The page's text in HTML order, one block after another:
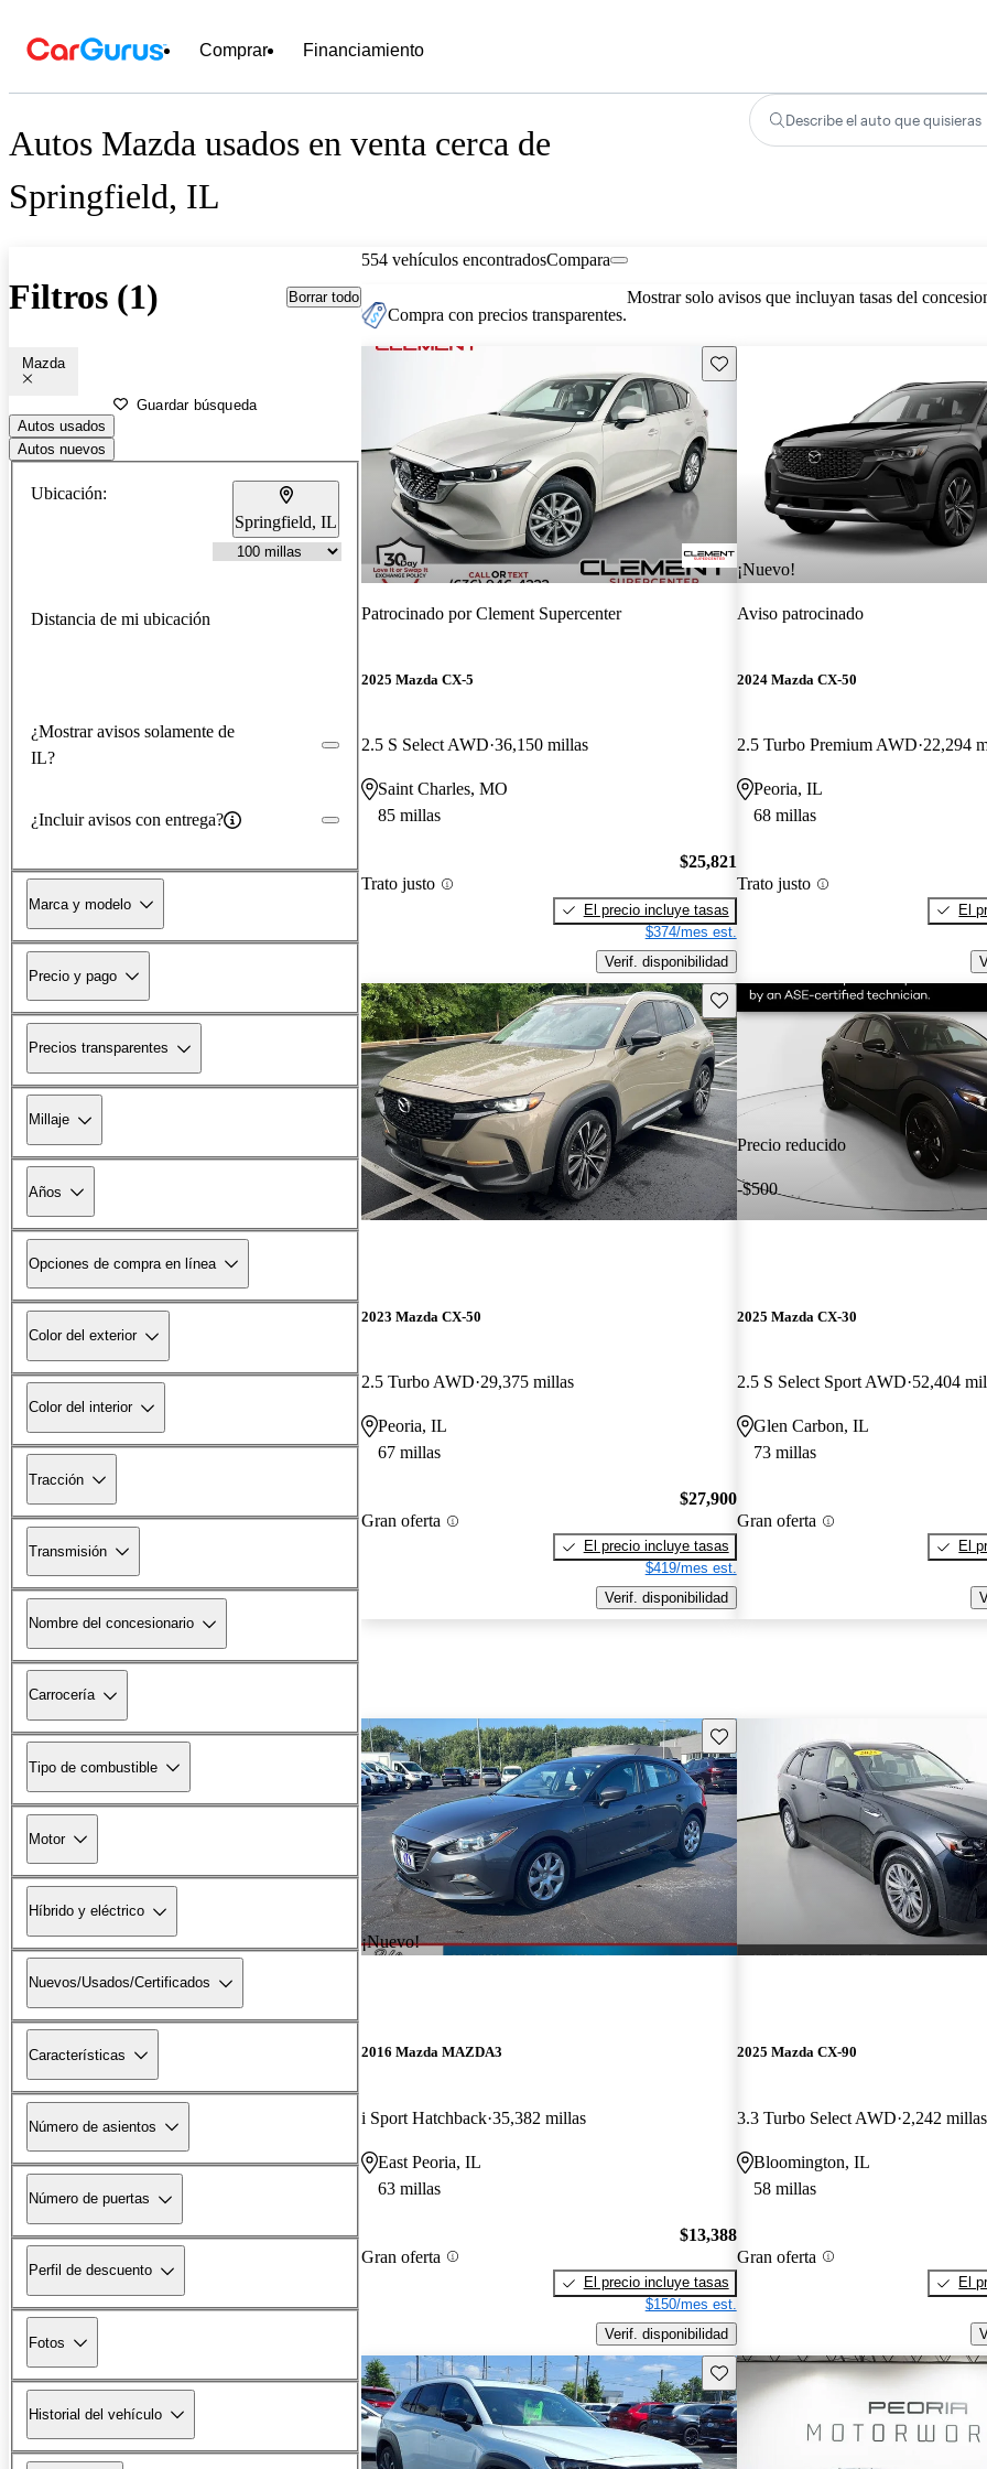
Comprar Financiamiento
Autos Mazda usados en venta cerca de
Springfield, IL
Describe el auto que quisieras
Filtros (1) Borrar todo
Mazda
Guardar búsqueda
Autos usados
Autos nuevos
Ubicación:
Springfield, IL
Distancia de mi ubicación
¿Mostrar avisos solamente de
IL?
¿Incluir avisos con entrega?
Marca y modelo
Precio y pago
Precios transparentes
Millaje
Años
Opciones de compra en línea
Color del exterior
Color del interior
Tracción
Transmisión
Nombre del concesionario
Carrocería
Tipo de combustible
Motor
Híbrido y eléctrico
Nuevos/Usados/Certificados
Características
Número de asientos
Número de puertas
Perfil de descuento
Fotos
Historial del vehículo
554 vehículos encontradosCompara
Compra con precios transparentes.
Mostrar solo avisos que incluyan tasas del
Guarda este Aviso
Patrocinado porClement Supercenter
2025 Mazda CX-5
2.5 S Select AWD 36,150 millas
Saint Charles, MO
85 millas
Trato justo
$25,821
El precio incluye tasas
$374/mes est.
Verif. disponibilidad
¡Nuevo!
Aviso patrocinado
2024 Mazda CX-50
2.5 Turbo Premium AWD 22,294
Peoria, IL
68 millas
Trato justo
El
Guarda este Aviso
2023 Mazda CX-50
2.5 Turbo AWD 29,375 millas
Peoria, IL
67 millas
Gran oferta
$27,900
El precio incluye tasas
$419/mes est.
Verif. disponibilidad
Precio reducido
-$500
2025 Mazda CX-30
2.5 S Select Sport AWD 52,404
Glen Carbon, IL
73 millas
Gran oferta
El
¡Nuevo!
Guarda este Aviso
2016 Mazda MAZDA3
i Sport Hatchback 35,382 millas
East Peoria, IL
63 millas
Gran oferta
$13,388
El precio incluye tasas
$150/mes est.
Verif. disponibilidad
2025 Mazda CX-90
3.3 Turbo Select AWD 2,242 millas
Bloomington, IL
58 millas
Gran oferta
El
Guarda este Aviso